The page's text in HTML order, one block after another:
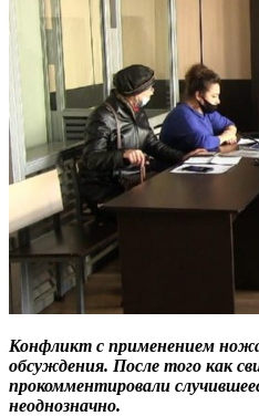
Конфликт с применением
обсуждения. После того как
прокомментировали
неоднозначно.